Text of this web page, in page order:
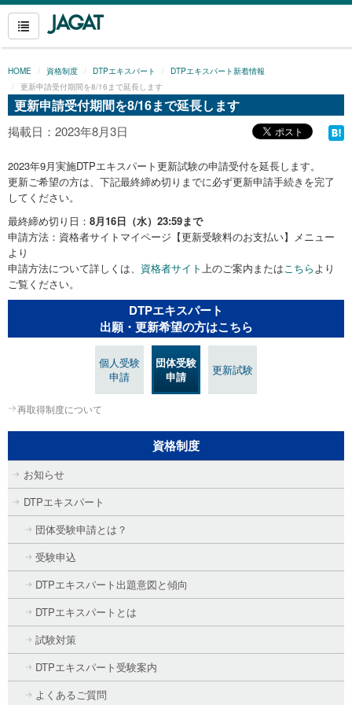
HOME 資格制度 DTPエキスパート
DTPエキスパート新着情報
更新申請受付期間を8/16まで延長します
更新申請受付期間を8/16まで延長します
掲載日：2023年8月3日
2023年9月実施DTPエキスパート更新試験の申請受付を延長します。
更新ご希望の方は、下記最終締め切りまでに必ず更新申請手続きを完了
してください。
最終締め切り日： 8月16日（水）23:59まで
申請方法：資格者サイトマイページ【更新受験料のお支払い】メニュー
より
申請方法について詳しくは、 資格者サイト上のご案内またはこちらより
ご覧ください。
DTPエキスパート
出願・更新希望の方はこちら
個人受験
申請
団体受験
申請
更新試験
再取得制度について
資格制度
お知らせ
DTPエキスパート
団体受験申請とは？
受験申込
DTPエキスパート出題意図と傾向
DTPエキスパートとは
試験対策
DTPエキスパート受験案内
よくあるご質問